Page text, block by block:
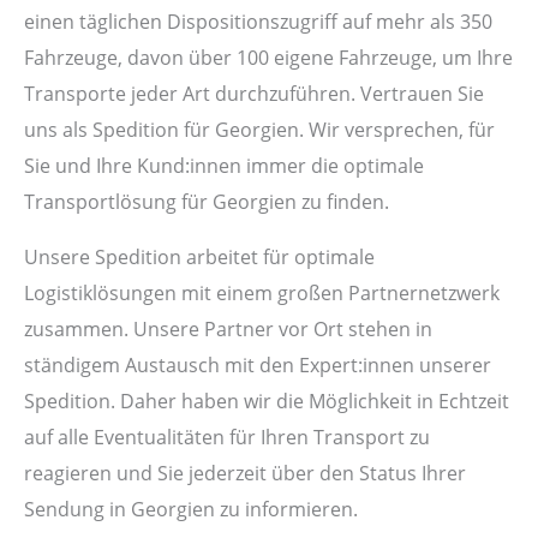
einen täglichen Dispositionszugriff auf mehr als 350
Fahrzeuge, davon über 100 eigene Fahrzeuge, um Ihre
Transporte jeder Art durchzuführen. Vertrauen Sie
uns als Spedition für Georgien. Wir versprechen, für
Sie und Ihre Kund:innen immer die optimale
Transportlösung für Georgien zu finden.
Unsere Spedition arbeitet für optimale
Logistiklösungen mit einem großen Partnernetzwerk
zusammen. Unsere Partner vor Ort stehen in
ständigem Austausch mit den Expert:innen unserer
Spedition. Daher haben wir die Möglichkeit in Echtzeit
auf alle Eventualitäten für Ihren Transport zu
reagieren und Sie jederzeit über den Status Ihrer
Sendung in Georgien zu informieren.